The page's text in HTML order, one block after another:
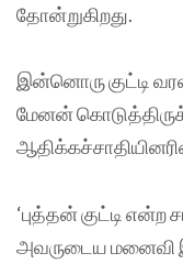
தோன்றுகிறது.
இன்னொரு குட்டி
மேனன்
‘புத்தன் குட்டி
அவருடைய மனைவி